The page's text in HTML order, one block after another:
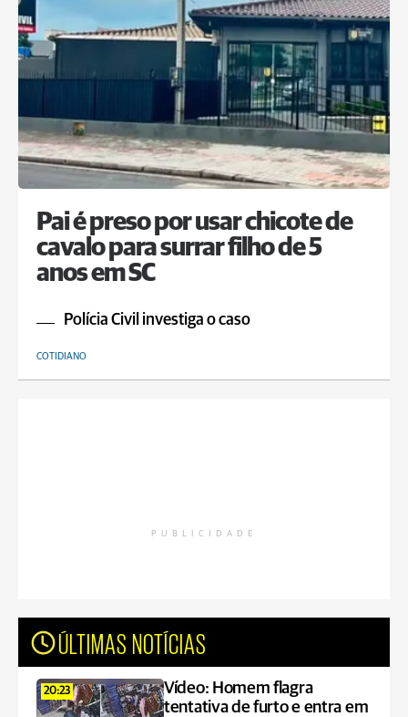
Pai é preso por usar chicote de
cavalo para surrar filho de 5
anos em SC
Polícia Civil investiga o caso
COTIDIANO
PUBLICIDADE
ÚLTIMAS NOTÍCIAS
20:23
Vídeo: Homem flagra
tentativa de furto e entra em